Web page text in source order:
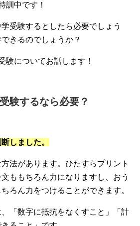
訓中です！
受験するとしたら必要でしょう
きるのでしょうか？
験についてお話します！
験するなら必要？
しました。
法があります。ひたすらプリント
ももちろん力になりますし、おう
ろん力をつけることができます。
「数字に抵抗をなくすこと」「計